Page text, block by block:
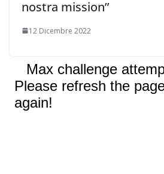
nostra mission”
12 Dicembre 2022